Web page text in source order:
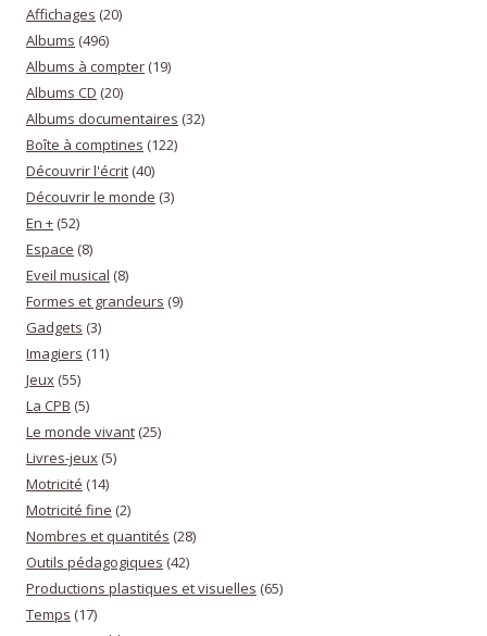
Affichages (20)
Albums (496)
Albums à compter (19)
Albums CD (20)
Albums documentaires (32)
Boîte à comptines (122)
Découvrir l'écrit (40)
Découvrir le monde (3)
En + (52)
Espace (8)
Eveil musical (8)
Formes et grandeurs (9)
Gadgets (3)
Imagiers (11)
Jeux (55)
La CPB (5)
Le monde vivant (25)
Livres-jeux (5)
Motricité (14)
Motricité fine (2)
Nombres et quantités (28)
Outils pédagogiques (42)
Productions plastiques et visuelles (65)
Temps (17)